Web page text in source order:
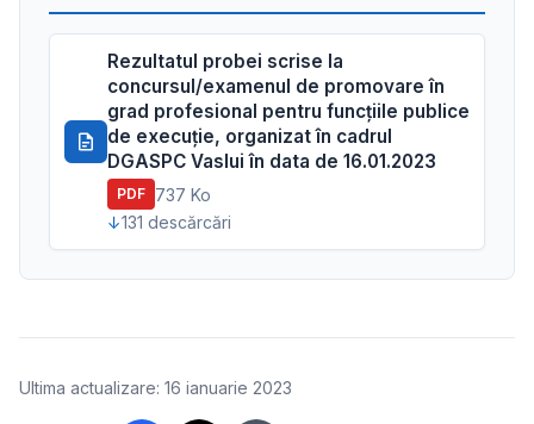
Rezultatul probei scrise la
concursul/examenul de promovare în
grad profesional pentru funcțiile publice
de execuție, organizat în cadrul
DGASPC Vaslui în data de 16.01.2023
PDF 737 Ko
131 descărcări
Ultima actualizare: 16 ianuarie 2023